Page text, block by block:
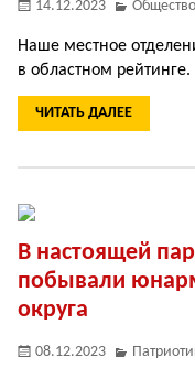
14.12.2023 Общество
Наше местное
в областном рейтинге.
ЧИТАТЬ ДАЛЕЕ
В настоящей
побывали
округа
08.12.2023